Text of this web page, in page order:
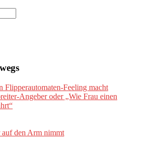
Flipperautomaten-Feeling macht
Angeber oder „Wie Frau einen
auf den Arm nimmt